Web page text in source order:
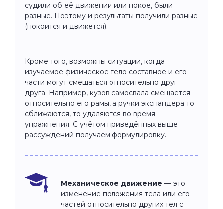
судили об её движении или покое, были
разные. Поэтому и результаты получили разные
(покоится и движется).
Кроме того, возможны ситуации, когда
изучаемое физическое тело составное и его
части могут смещаться относительно друг
друга. Например, кузов самосвала смещается
относительно его рамы, а ручки экспандера то
сближаются, то удаляются во время
упражнения. С учётом приведённых выше
рассуждений получаем формулировку.
Механическое движение — это
изменение положения тела или его
частей относительно других тел с